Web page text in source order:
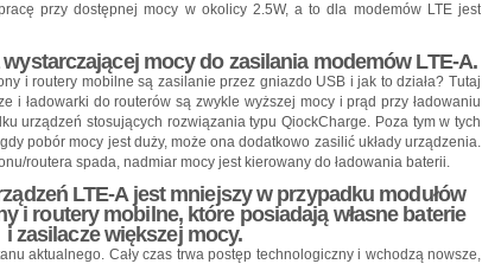
przy dostępnej mocy w okolicy 2.5W, a to dla modemów LTE jest
mocy do zasilania modemów LTE-A.
i routery mobilne są zasilanie przez gniazdo USB i jak to działa? Tutaj
i ładowarki do routerów są zwykle wyższej mocy i prąd przy ładowaniu
urządzeń stosujących rozwiązania typu QiockCharge. Poza tym w tych
pobór mocy jest duży, może ona dodatkowo zasilić układy urządzenia.
routera spada, nadmiar mocy jest kierowany do ładowania baterii.
LTE-A jest mniejszy w przypadku modułów
i routery mobilne, które posiadają własne baterie
i zasilacze większej mocy.
aktualnego. Cały czas trwa postęp technologiczny i wchodzą nowsze,